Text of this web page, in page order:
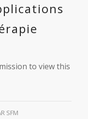
to view this
SFM